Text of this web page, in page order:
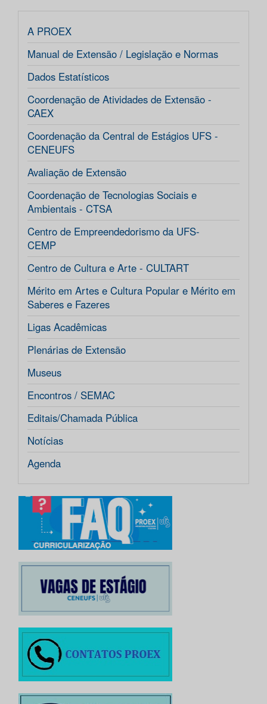
A PROEX
Manual de Extensão / Legislação e Normas
Dados Estatísticos
Coordenação de Atividades de Extensão -
CAEX
Coordenação da Central de Estágios UFS -
CENEUFS
Avaliação de Extensão
Coordenação de Tecnologias Sociais e
Ambientais - CTSA
Centro de Empreendedorismo da UFS-
CEMP
Centro de Cultura e Arte - CULTART
Mérito em Artes e Cultura Popular e Mérito em
Saberes e Fazeres
Ligas Acadêmicas
Plenárias de Extensão
Museus
Encontros / SEMAC
Editais/Chamada Pública
Notícias
Agenda